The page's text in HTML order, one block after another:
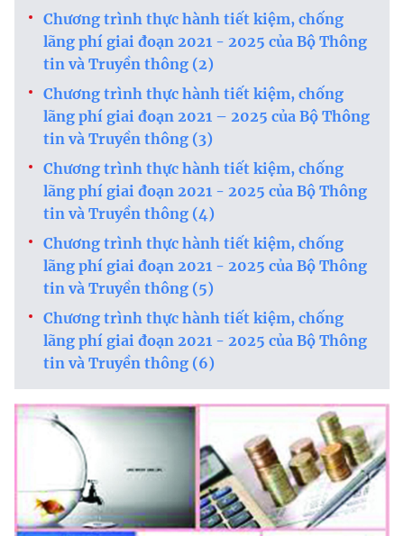
Chương trình thực hành tiết kiệm, chống
lãng phí giai đoạn 2021 - 2025 của Bộ Thông
tin và Truyền thông (2)
Chương trình thực hành tiết kiệm, chống
lãng phí giai đoạn 2021 – 2025 của Bộ Thông
tin và Truyền thông (3)
Chương trình thực hành tiết kiệm, chống
lãng phí giai đoạn 2021 - 2025 của Bộ Thông
tin và Truyền thông (4)
Chương trình thực hành tiết kiệm, chống
lãng phí giai đoạn 2021 - 2025 của Bộ Thông
tin và Truyền thông (5)
Chương trình thực hành tiết kiệm, chống
lãng phí giai đoạn 2021 - 2025 của Bộ Thông
tin và Truyền thông (6)